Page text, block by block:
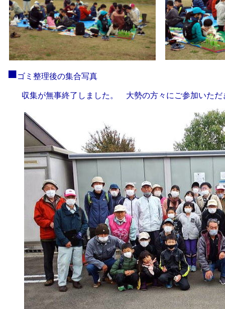
■ゴミ整理後の集合写真
収集が無事終了しました。 大勢の方々にご参加いただ